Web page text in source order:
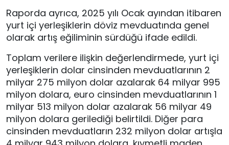
Raporda ayrıca, 2025 yılı Ocak ayından itibaren
yurt içi yerleşiklerin döviz mevduatında genel
olarak artış eğiliminin sürdüğü ifade edildi.
Toplam verilere ilişkin değerlendirmede, yurt içi
yerleşiklerin dolar cinsinden mevduatlarının 2
milyar 275 milyon dolar azalarak 64 milyar 995
milyon dolara, euro cinsinden mevduatlarının 1
milyar 513 milyon dolar azalarak 56 milyar 49
milyon dolara gerilediği belirtildi. Diğer para
cinsinden mevduatların 232 milyon dolar artışla